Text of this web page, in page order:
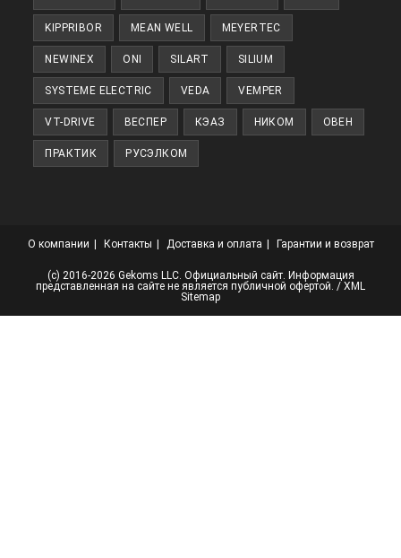
KIPPRIBOR MEAN WELL MEYERTEC
NEWINEX ONI SILART SILIUM
SYSTEME ELECTRIC VEDA VEMPER
VT-DRIVE ВЕСПЕР КЭАЗ НИКОМ ОВЕН
ПРАКТИК РУСЭЛКОМ
О компании Контакты Доставка и оплата Гарантии и возврат
(с) 2016-2026 Gekoms LLC. Официальный сайт. Информация
представленная на сайте не является публичной офертой. / XML
Sitemap